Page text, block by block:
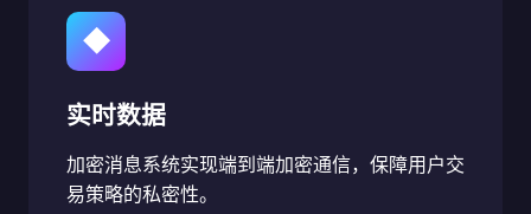
◆
实时数据
加密消息系统实现端到端加密通信，保障用户交
易策略的私密性。